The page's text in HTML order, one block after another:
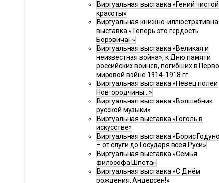
Виртуальная выставка «Гений чистой
красоты»
Виртуальная книжно-
выставка «Теперь это гордость
Боровичан»
Виртуальная выставка «Великая и
неизвестная война», к Дню памяти
российских воинов, погибших в
мировой войне 1914-1918 гг.
Виртуальная выставка «Певец полей
Новгородчины…»
Виртуальная выставка «Волшебник
русской музыки»
Виртуальная выставка «Гоголь в
искусстве»
Виртуальная выставка «Борис
– от слуги до Государя всея Руси»
Виртуальная выставка «Семья
философа Шпета»
Виртуальная выставка «С Днём
рождения, Андерсен!»